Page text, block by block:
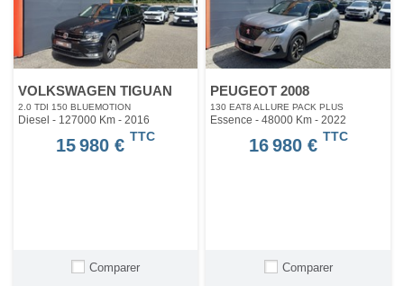
VOLKSWAGEN TIGUAN
2.0 TDI 150 BLUEMOTION
Diesel - 127000 Km - 2016
15 980 € TTC
Comparer
PEUGEOT 2008
130 EAT8 ALLURE PACK PLUS
Essence - 48000 Km- 2022
16 980 € TTC
Comparer